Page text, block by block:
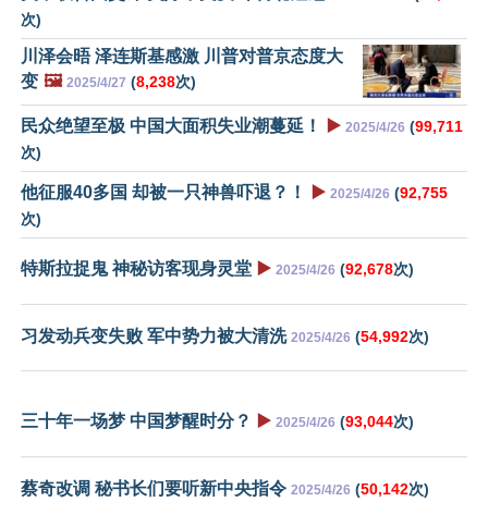
次)
川泽会晤 泽连斯基感激 川普对普京态度大
变 🖼️ 2025/4/27 (8,238次)
民众绝望至极 中国大面积失业潮蔓延！ ▶️ 2025/4/26 (99,711
次)
他征服40多国 却被一只神兽吓退？！ ▶️ 2025/4/26 (92,755
次)
特斯拉捉鬼 神秘访客现身灵堂 ▶️ 2025/4/26 (92,678次)
习发动兵变失败 军中势力被大清洗 2025/4/26 (54,992次)
三十年一场梦 中国梦醒时分？ ▶️ 2025/4/26 (93,044次)
蔡奇改调 秘书长们要听新中央指令 2025/4/26 (50,142次)